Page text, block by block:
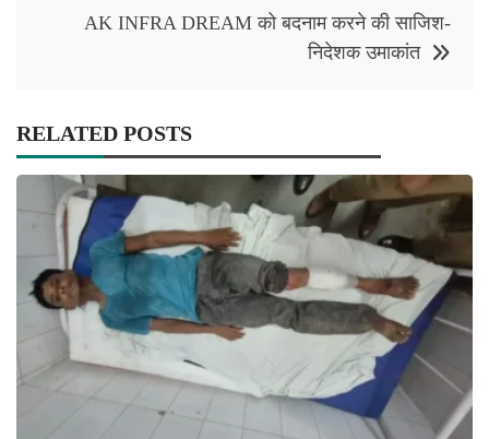
AK INFRA DREAM को बदनाम करने की साजिश-
निदेशक उमाकांत
RELATED POSTS